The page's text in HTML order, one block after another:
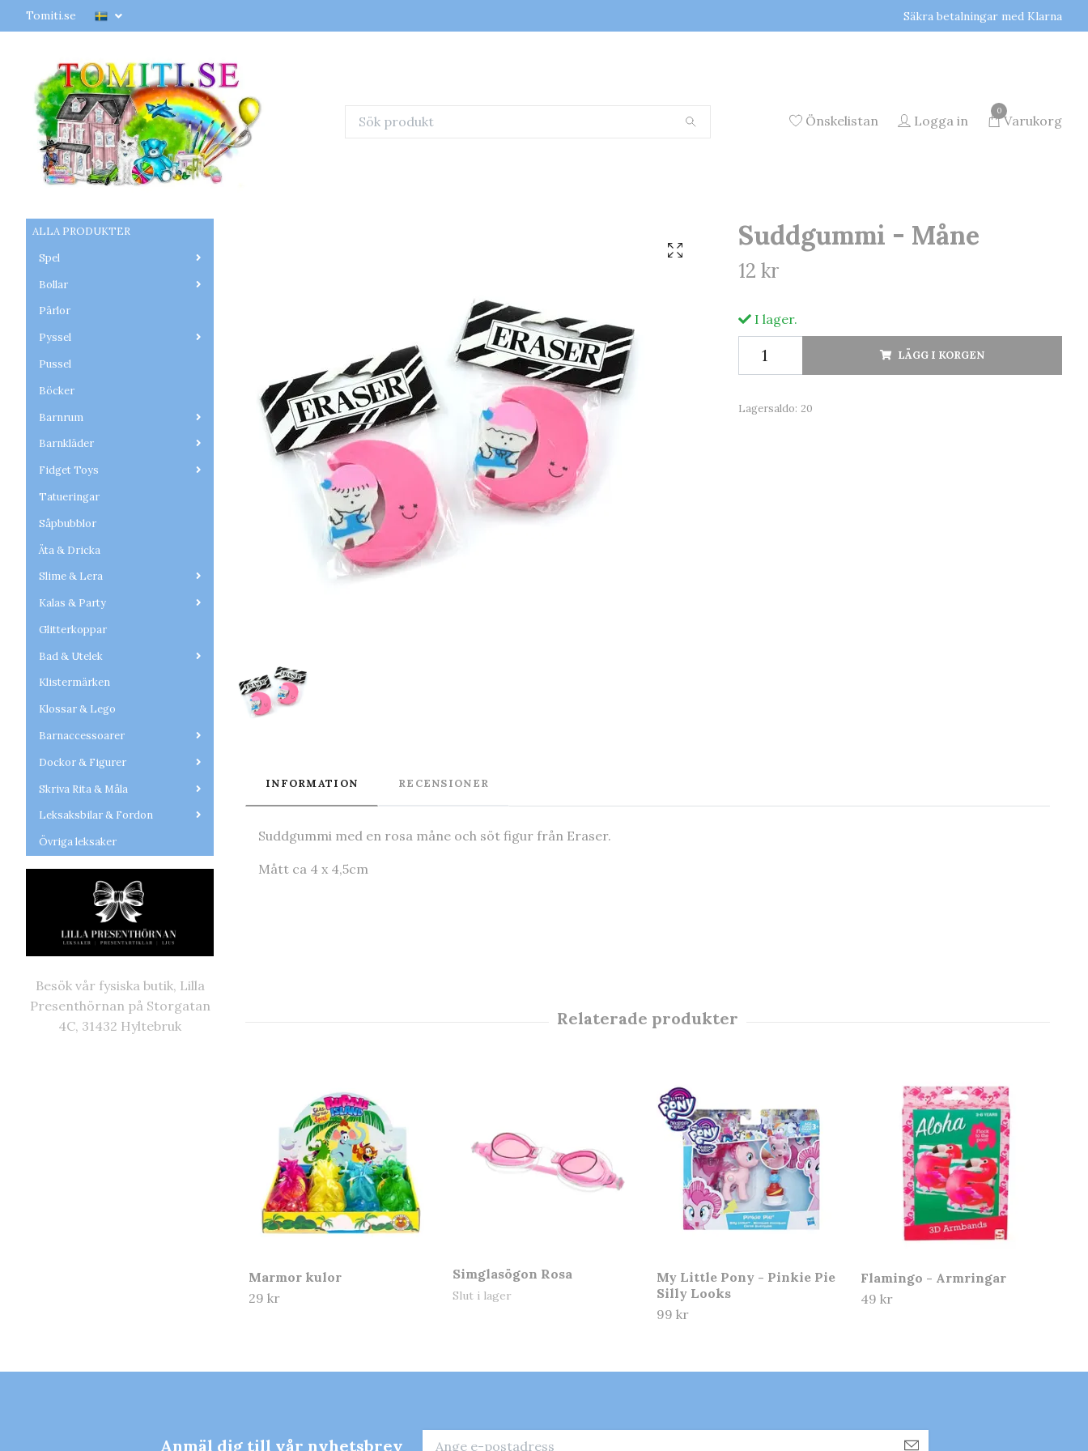
Tomiti.se Säkra betalningar med Klarna
Önskelistan Logga in
0
Varukorg
ALLA PRODUKTER
Spel
Bollar
Pärlor
Pyssel
Pussel
Böcker
Barnrum
Barnkläder
Fidget Toys
Tatueringar
Såpbubblor
Äta & Dricka
Slime & Lera
Kalas & Party
Glitterkoppar
Bad & Utelek
Klistermärken
Klossar & Lego
Barnaccessoarer
Dockor & Figurer
Skriva Rita & Måla
Leksaksbilar & Fordon
Övriga leksaker
Besök vår fysiska butik, Lilla
Presenthörnan på Storgatan
4C, 31432 Hyltebruk
Suddgummi - Måne
12 kr
I lager.
LÄGG I KORGEN
Lagersaldo: 20
INFORMATION RECENSIONER
Suddgummi med en rosa måne och söt figur från Eraser.
Mått ca 4 x 4,5cm
Marmor kulor
29 kr
Simglasögon Rosa
Slut i lager
My Little Pony - Pinkie Pie
Silly Looks
99 kr
Flamingo - Armringar
49 kr
Anmäl dig till vår nyhetsbrev